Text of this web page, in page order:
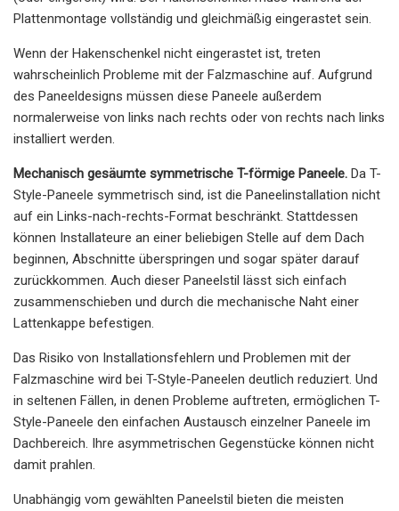
Plattenmontage vollständig und gleichmäßig eingerastet sein.
Wenn der Hakenschenkel nicht eingerastet ist, treten
wahrscheinlich Probleme mit der Falzmaschine auf. Aufgrund
des Paneeldesigns müssen diese Paneele außerdem
normalerweise von links nach rechts oder von rechts nach links
installiert werden.
Mechanisch gesäumte symmetrische T-förmige Paneele. Da T-
Style-Paneele symmetrisch sind, ist die Paneelinstallation nicht
auf ein Links-nach-rechts-Format beschränkt. Stattdessen
können Installateure an einer beliebigen Stelle auf dem Dach
beginnen, Abschnitte überspringen und sogar später darauf
zurückkommen. Auch dieser Paneelstil lässt sich einfach
zusammenschieben und durch die mechanische Naht einer
Lattenkappe befestigen.
Das Risiko von Installationsfehlern und Problemen mit der
Falzmaschine wird bei T-Style-Paneelen deutlich reduziert. Und
in seltenen Fällen, in denen Probleme auftreten, ermöglichen T-
Style-Paneele den einfachen Austausch einzelner Paneele im
Dachbereich. Ihre asymmetrischen Gegenstücke können nicht
damit prahlen.
Unabhängig vom gewählten Paneelstil bieten die meisten